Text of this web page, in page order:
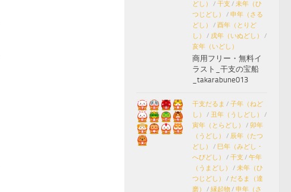
どし）
/ 干支 / 未年（ひ
つじどし）
/ 申年（さる
どし）
/ 酉年（とりど
し）
/ 戌年（いぬどし）
/
亥年（いどし）
商用フリー・無料イ
ラスト_干支の宝船
_takarabune013
干支だるま / 子年（ねど
し）
/ 丑年（うしどし）
/
寅年（とらどし）
/ 卯年
（うどし）
/ 辰年（たつ
どし）
/ 巳年（みどし・
へびどし）
/ 干支 / 午年
（うまどし）
/ 未年（ひ
つじどし）
/ だるま（達
磨）
/ 縁起物/ 申年（さ